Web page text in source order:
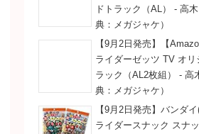
ドトラック（AL） - 高
典：メガジャケ）
【9月2日発売】【
ライダーゼッツ TV オリ
ラック（AL2枚組） - 高
典：メガジャケ）
【9月2日発売】バンダ
ライダースナック スナ